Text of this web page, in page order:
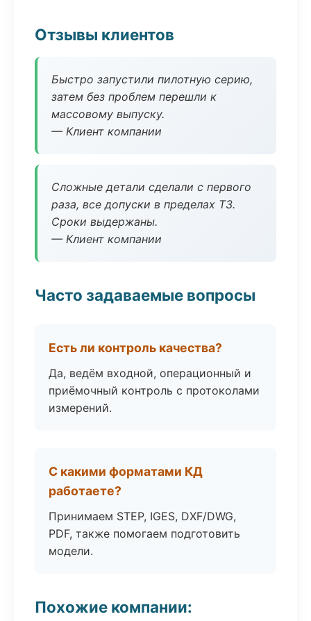
Отзывы клиентов
Быстро запустили пилотную серию,
затем без проблем перешли к
массовому выпуску.
— Клиент компании
Сложные детали сделали с первого
раза, все допуски в пределах ТЗ.
Сроки выдержаны.
— Клиент компании
Часто задаваемые вопросы
Есть ли контроль качества?
Да, ведём входной, операционный и
приёмочный контроль с протоколами
измерений.
С какими форматами КД
работаете?
Принимаем STEP, IGES, DXF/DWG,
PDF, также помогаем подготовить
модели.
Похожие компании: